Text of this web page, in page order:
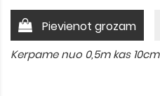
Pievienot grozam
Kerpame nuo 0,5m kas 10cm